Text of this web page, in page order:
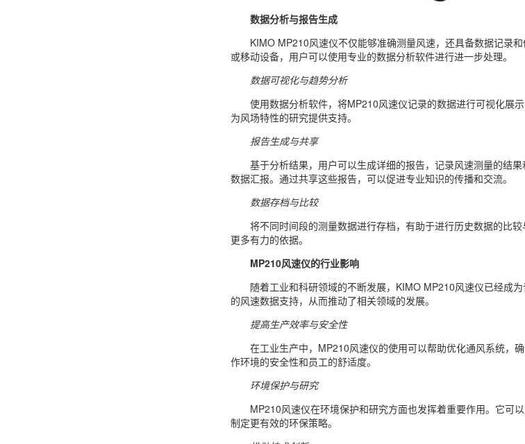
数据分析与报告生成
KIMO MP210风速仪不仅能够准确测量风速，还具备数据记录
或移动设备，用户可以使用专业的数据分析软件进行进一步处理。
数据可视化与趋势分析
使用数据分析软件，将MP210风速仪记录的数据进行可视化展
为风场特性的研究提供支持。
报告生成与共享
基于分析结果，用户可以生成详细的报告，记录风速测量的结
数据汇报。通过共享这些报告，可以促进专业知识的传播和交流。
数据存档与比较
将不同时间段的测量数据进行存档，有助于进行历史数据的比
更多有力的依据。
MP210风速仪的行业影响
随着工业和科研领域的不断发展，KIMO MP210风速仪已经成
的风速数据支持，从而推动了相关领域的发展。
提高生产效率与安全性
在工业生产中，MP210风速仪的使用可以帮助优化通风系统，
作环境的安全性和员工的舒适度。
环境保护与研究
MP210风速仪在环境保护和研究方面也发挥着重要作用。它可
制定更有效的环保策略。